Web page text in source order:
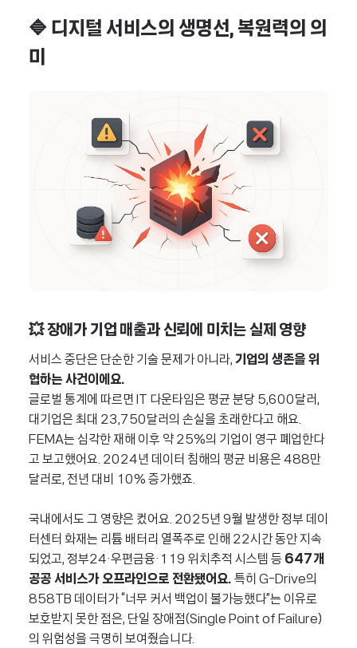
🔷 디지털 서비스의 생명선, 복원력의 의
미
💥 장애가 기업 매출과 신뢰에 미치는 실제 영향
서비스 중단은 단순한 기술 문제가 아니라, 기업의 생존을 위
협하는 사건이에요.
글로벌 통계에 따르면 IT 다운타임은 평균 분당 5,600달러,
대기업은 최대 23,750달러의 손실을 초래한다고 해요.
FEMA는 심각한 재해 이후 약 25%의 기업이 영구 폐업한다
고 보고했어요. 2024년 데이터 침해의 평균 비용은 488만
달러로, 전년 대비 10% 증가했죠.
국내에서도 그 영향은 컸어요. 2025년 9월 발생한 정부 데이
터센터 화재는 리튬 배터리 열폭주로 인해 22시간 동안 지속
되었고, 정부24·우편금융·119 위치추적 시스템 등 647개
공공 서비스가 오프라인으로 전환됐어요. 특히 G-Drive의
858TB 데이터가 “너무 커서 백업이 불가능했다”는 이유로
보호받지 못한 점은, 단일 장애점(Single Point of Failure)
의 위험성을 극명히 보여줬습니다.